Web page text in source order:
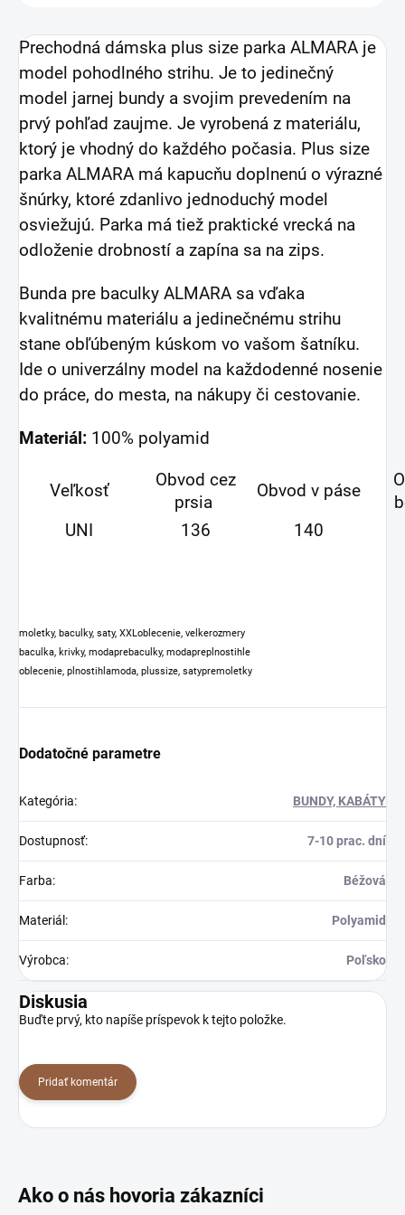
Prechodná dámska plus size parka ALMARA je
model pohodlného strihu. Je to jedinečný
model jarnej bundy a svojim prevedením na
prvý pohľad zaujme. Je vyrobená z materiálu,
ktorý je vhodný do každého počasia. Plus size
parka ALMARA má kapucňu doplnenú o výrazné
šnúrky, ktoré zdanlivo jednoduchý model
osviežujú. Parka má tiež praktické vrecká na
odloženie drobností a zapína sa na zips.
Bunda pre baculky ALMARA sa vďaka
kvalitnému materiálu a jedinečnému strihu
stane obľúbeným kúskom vo vašom šatníku.
Ide o univerzálny model na každodenné nosenie
do práce, do mesta, na nákupy či cestovanie.
Materiál: 100% polyamid
Veľkosť
Obvod cez
prsia
Obvod v páse
UNI
136 140
moletky, baculky, saty, XXLoblecenie, velkerozmery
baculka, krivky, modaprebaculky, modapreplnostihle
oblecenie, plnostihlamoda, plussize, satypremoletky
Dodatočné parametre
Kategória: BUNDY, KABÁTY
Dostupnosť: 7-10 prac. dní
Farba: Béžová
Materiál : Polyamid
Výrobca: Poľsko
Diskusia
Buďte prvý, kto napíše príspevok k tejto položke.
Pridať komentár